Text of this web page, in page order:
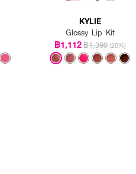
KYLIE
Glossy Lip Kit
฿1,112฿1,390 (20%)